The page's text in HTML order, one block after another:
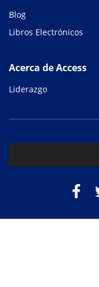
Blog
Libros Electrónicos
Acerca de Access
Liderazgo